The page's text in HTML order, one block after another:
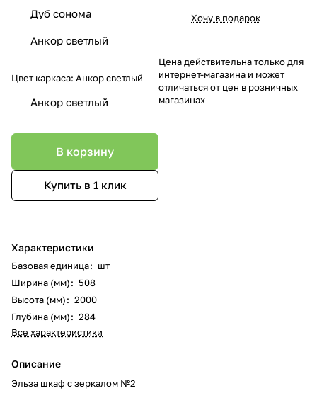
Дуб сонома
Анкор светлый
Цвет каркаса: Анкор светлый
Анкор светлый
В корзину
Купить в 1 клик
Характеристики
Базовая единица: шт
Ширина (мм): 508
Высота (мм): 2000
Глубина (мм): 284
Все характеристики
Описание
Эльза шкаф с зеркалом №2
Хочу в подарок
Цена действительна только для
интернет-магазина и может
отличаться от цен в розничных
магазинах